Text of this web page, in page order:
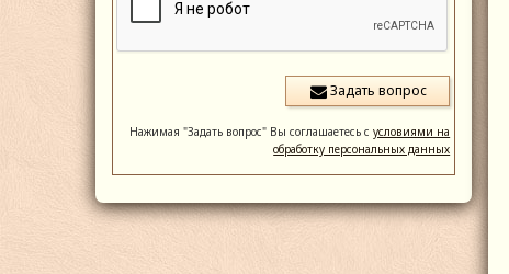
Нажимая "Задать вопрос" Вы соглашаетесь сусловиями на
обработку персональных данных